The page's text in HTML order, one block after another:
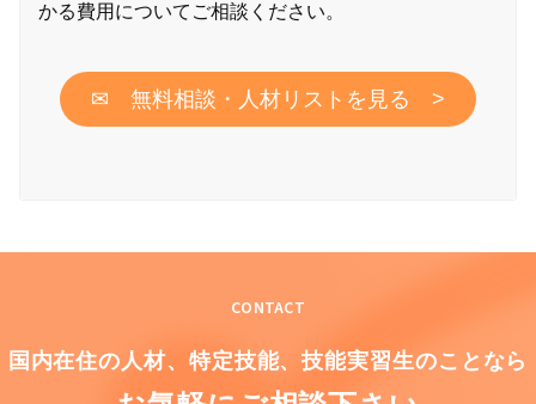
かる費用についてご相談ください。
✉ 無料相談・人材リストを見る >
CONTACT
国内在住の人材、特定技能、技能実習生のことなら